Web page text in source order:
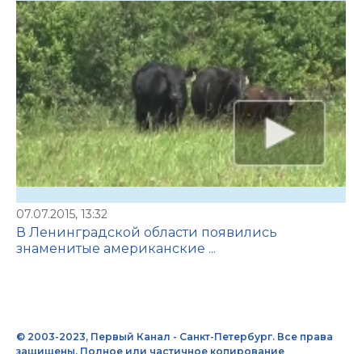
07.07.2015, 13:32
В Ленинградской области появились
знаменитые американские ...
© 2003-2023, Первый Канал - Санкт-Петербург. Все права
защищены. Полное или частичное копирование